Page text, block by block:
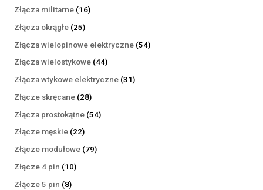
produktów
Złącza militarne 1616
Złącza okrągłe 2525
produktów
Złącza wielopinowe elektryczne 5454
Złącza wielostykowe 4444
produkty
Złącza wtykowe elektryczne 3131
Złącze skręcane 2828
produktów
Złącza prostokątne 5454
Złącze męskie 2222
produkty
Złącze modułowe 7979
Złącze 4 pin 1010
Złącze 5 pin 88